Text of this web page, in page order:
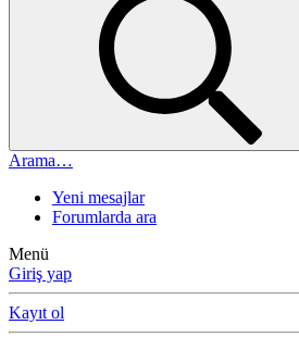
Arama…
Yeni mesajlar
Forumlarda ara
Menü
Giriş yap
Kayıt ol